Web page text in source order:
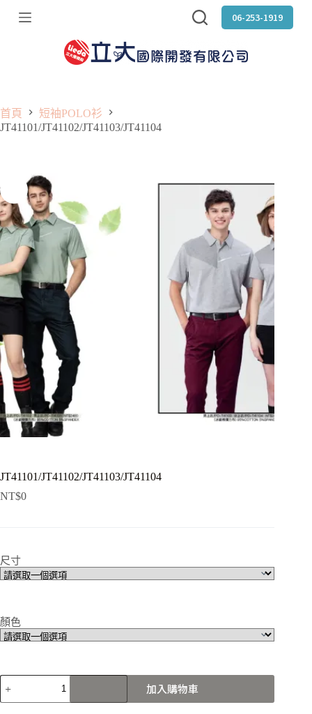
跳
06-253-1919
首頁
短袖POLO衫
JT41101/JT41102/JT41103/JT41104
JT41101/JT41102/JT41103/JT41104
NT$0
尺寸
顏色
JT41101/JT41102/JT41103/JT41104
數
加入購物車